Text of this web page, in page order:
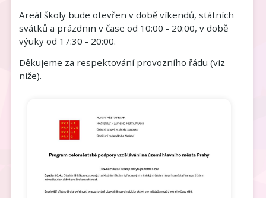
Areál školy bude otevřen v době víkendů, státních
svátků a prázdnin v čase od 10:00 - 20:00, v době
výuky od 17:30 - 20:00.
Děkujeme za respektování provozního řádu (viz
níže).